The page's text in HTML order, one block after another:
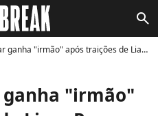
search
"irmão" após traições de Liam Payne. Veja os memes!
"irmão"